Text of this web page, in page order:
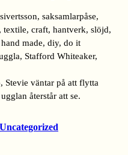
Stevie väntar på att flytta
återstår att se.
Uncategorized